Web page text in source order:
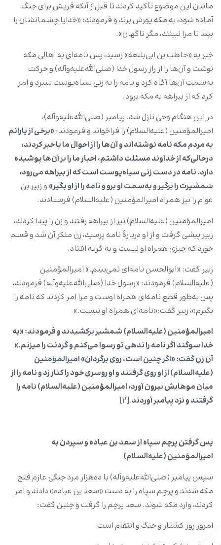
ماندن این موضوع تاًکید کردند تا قبل‌از آنکه قریش برای جنگ
آماده شود، به مکه یورش برند و فرمودند: «خدایا چشمانشان را
ببند تا مرا نبینند، مگر ناگهان».
خبر به «حاطب بن ابی‌بلتعه» رسید، پس نامه‌ای به اهالی مکه
نوشت و آن‌ها را از راز رسول خدا (صلی‌الله‌علیه‌وآله) و حرکت
به‌سمت آن‌ها آگاه کرد و نامه را به زنی سیاه‌پوست سپرد و امر
کرد که از بیراهه به مکه برود.
در این هنگام وحی نازل شد. پیامبر (صلی‌الله‌علیه‌وآله)،
امیرالمؤمنین (علیه‌السلام) را فراخواند و فرمودند: «برخی از یارانم
به مردم مکه نامه نوشته‌اند و آن‌ها را از احوال ما با خبر کردند،
درحالی‌که از خداوند مسئلت داشتم، اخبار ما را بر آن‌ها پوشیده
دارد. نامه در دست زنی سیاه‌پوست است که از بیراهه می‌رود،
شمشیرت را برگیر و به‌سمت او برو و نامه را از او بگیر» و زبیر بن
عوام را نیز همراه امیرالمؤمنین (علیه‌السلام) فرستادند.
امیرالمؤمنین (علیه‌السلام) نیز از بیراهه رفتند و زن را پیدا کردند،
زبیر پیشی گرفت و از او دربارۀ نامه پرسید، زن منکر آن شد و قسم
خورد که چیزی همراه او نیست و به گریه افتاد.
زبیر گفت: «ابوالحسن نامه‌ای نمی‌بینم.» امیرالمؤمنین
(علیه‌السلام) فرمودند: «رسول خدا (صلی‌الله‌علیه‌وآله) فرمودند،
پس به‌طور قطع نامه‌ای همراه اوست و مرا امر کردند که نامه را
بگیرم»، زبیر گفت:«نامه‌ای همراه او نیست.»
امیرالمؤمنین (علیه‌السلام) شمشیر برکشیدند و فرمودند: «به
خدا سوگند اگر نامه را ندهی تو رسوا می‌کنم و گردنت را میزنم.»
آن زن گفت: «اگر چنین است، روی برگردان» امیرالمؤمنین
(علیه‌السلام) از او روی گرفتند و او روسری خود را کنار زد و نامه را از
میان موهایش بیرون آورد، امیرالمؤمنین (علیه‌السلام) نامه را
گرفتند و نزد پیامبر آوردند.[2]
پس گرفتن پرچم سپاه از سعد بن عباده و سپردن به
امیرالمؤمنین (علیه‌السلام)
سپس پیامبر (صلی‌الله‌علیه‌وآله) با ده‌هزار مرد جنگی عازم فتح
مکه شدند و پرچم سپاه را به دست «سعد بن عباده» دادند و امر
کردند، وارد مکه شوند. سعد پرچم را گرفت و چنین گفت:
امروز روز کشتار و جنگ و انتقام است